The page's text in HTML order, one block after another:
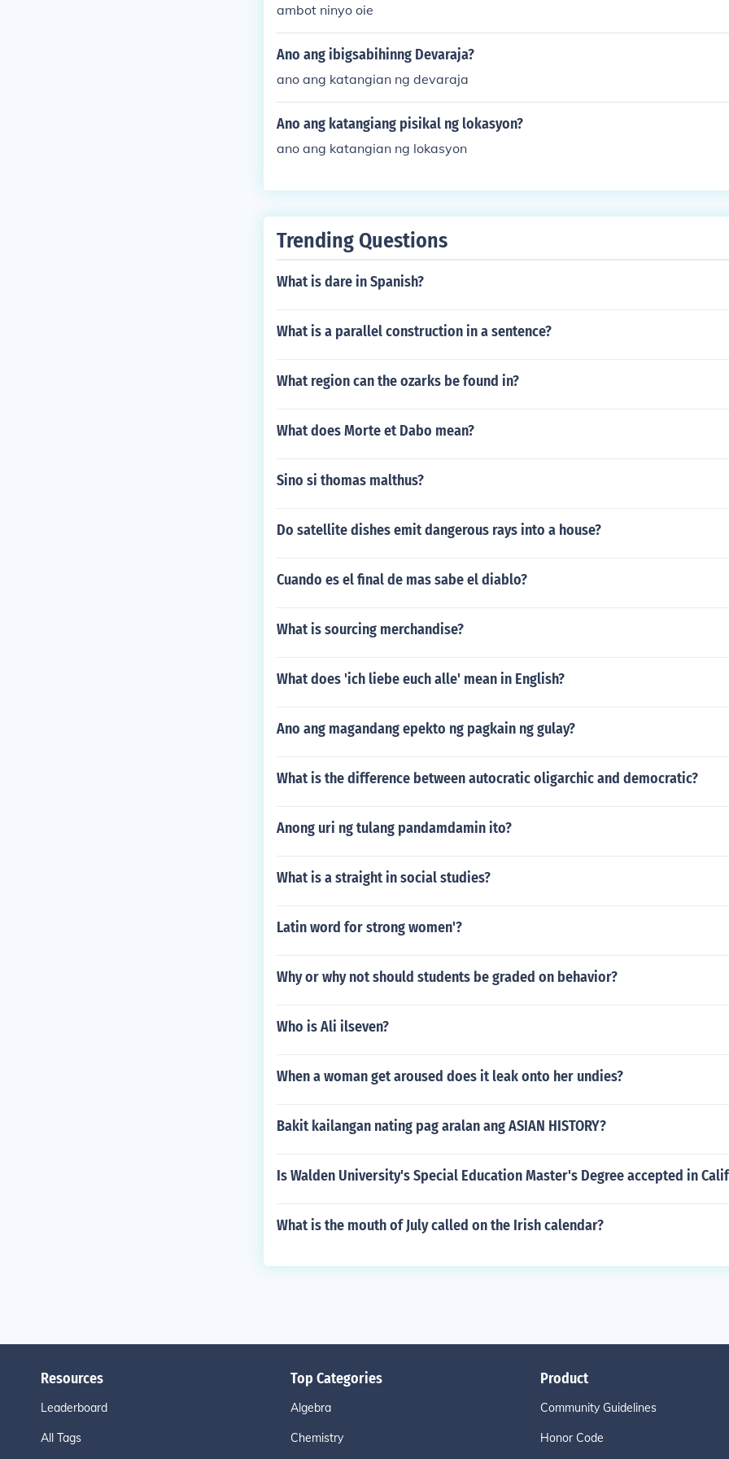
ambot ninyo oie
Ano ang ibigsabihinng Devaraja?
ano ang katangian ng devaraja
Ano ang katangiang pisikal ng lokasyon?
ano ang katangian ng lokasyon
Trending Questions
What is dare in Spanish?
What is a parallel construction in a sentence?
What region can the ozarks be found in?
What does Morte et Dabo mean?
Sino si thomas malthus?
Do satellite dishes emit dangerous rays into a house?
Cuando es el final de mas sabe el diablo?
What is sourcing merchandise?
What does 'ich liebe euch alle' mean in English?
Ano ang magandang epekto ng pagkain ng gulay?
What is the difference between autocratic oligarchic and democratic?
Anong uri ng tulang pandamdamin ito?
What is a straight in social studies?
Latin word for strong women'?
Why or why not should students be graded on behavior?
Who is Ali ilseven?
When a woman get aroused does it leak onto her undies?
Bakit kailangan nating pag aralan ang ASIAN HISTORY?
Is Walden University's Special Education Master's Degree accepted in
What is the mouth of July called on the Irish calendar?
Resources
Leaderboard
All Tags
Top Categories
Algebra
Chemistry
Product
Community Guidelines
Honor Code